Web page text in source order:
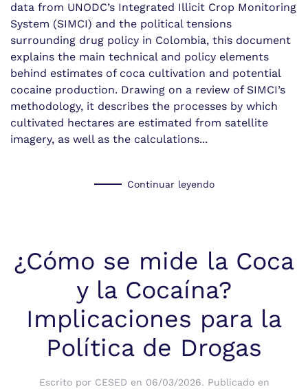
data from UNODC’s Integrated Illicit Crop Monitoring
System (SIMCI) and the political tensions
surrounding drug policy in Colombia, this document
explains the main technical and policy elements
behind estimates of coca cultivation and potential
cocaine production. Drawing on a review of SIMCI’s
methodology, it describes the processes by which
cultivated hectares are estimated from satellite
imagery, as well as the calculations...
Continuar leyendo
¿Cómo se mide la Coca
y la Cocaína?
Implicaciones para la
Política de Drogas
Escrito por CESED en 06/03/2026. Publicado en